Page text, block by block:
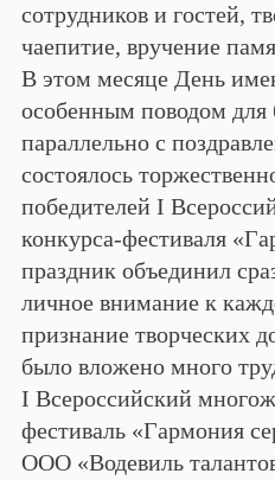
сотрудников и гостей,
чаепитие, вручение
В этом месяце День
особенным поводом для
параллельно с
состоялось
победителей I
конкурса-фестиваля
праздник объединил
личное внимание к
признание творческих
было вложено много
I Всероссийский
фестиваль «Гармония
ООО «Водевиль